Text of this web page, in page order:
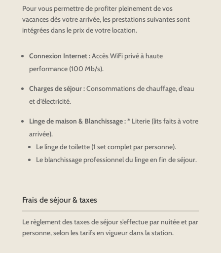
Pour vous permettre de profiter pleinement de vos
vacances dès votre arrivée, les prestations suivantes sont
intégrées dans le prix de votre location.
Connexion Internet :Accès WiFi privé à haute
performance (100 Mb/s).
Charges de séjour :Consommations de chauffage, d’eau
et d’électricité.
Linge de maison & Blanchissage :* Literie (lits faits à votre
arrivée).
Le linge de toilette (1 set complet par personne).
Le blanchissage professionnel du linge en fin de séjour.
Frais de séjour & taxes
Le règlement des taxes de séjour s’effectue par nuitée et par
personne, selon les tarifs en vigueur dans la station.